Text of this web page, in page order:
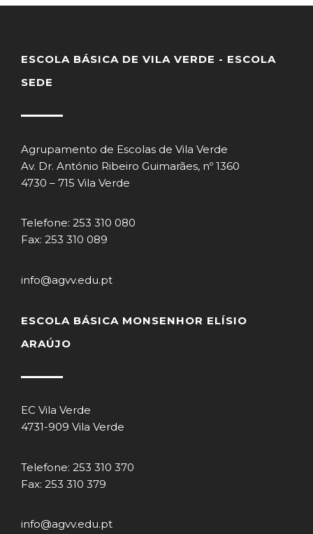
ESCOLA BÁSICA DE VILA VERDE - ESCOLA
SEDE
Agrupamento de Escolas de Vila Verde
Av. Dr. António Ribeiro Guimarães, nº 1360
4730 – 715 Vila Verde
Telefone: 253 310 080
Fax: 253 310 089
info@agvv.edu.pt
ESCOLA BÁSICA MONSENHOR ELÍSIO
ARAÚJO
EC Vila Verde
4731-909 Vila Verde
Telefone: 253 310 370
Fax: 253 310 379
info@agvv.edu.pt